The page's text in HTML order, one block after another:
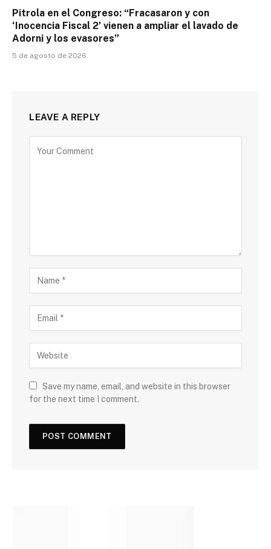
Pitrola en el Congreso: “Fracasaron y con
‘Inocencia Fiscal 2’ vienen a ampliar el lavado de
Adorni y los evasores”
5 de agosto de 2026
LEAVE A REPLY
Save my name, email, and website in this browser
for the next time I comment.